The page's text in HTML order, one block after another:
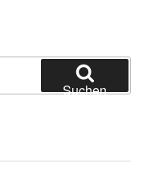
Suchen